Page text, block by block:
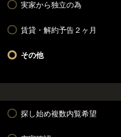
実家から独立の為
賃貸・解約予告２ヶ月
その他
探し始め複数内覧希望